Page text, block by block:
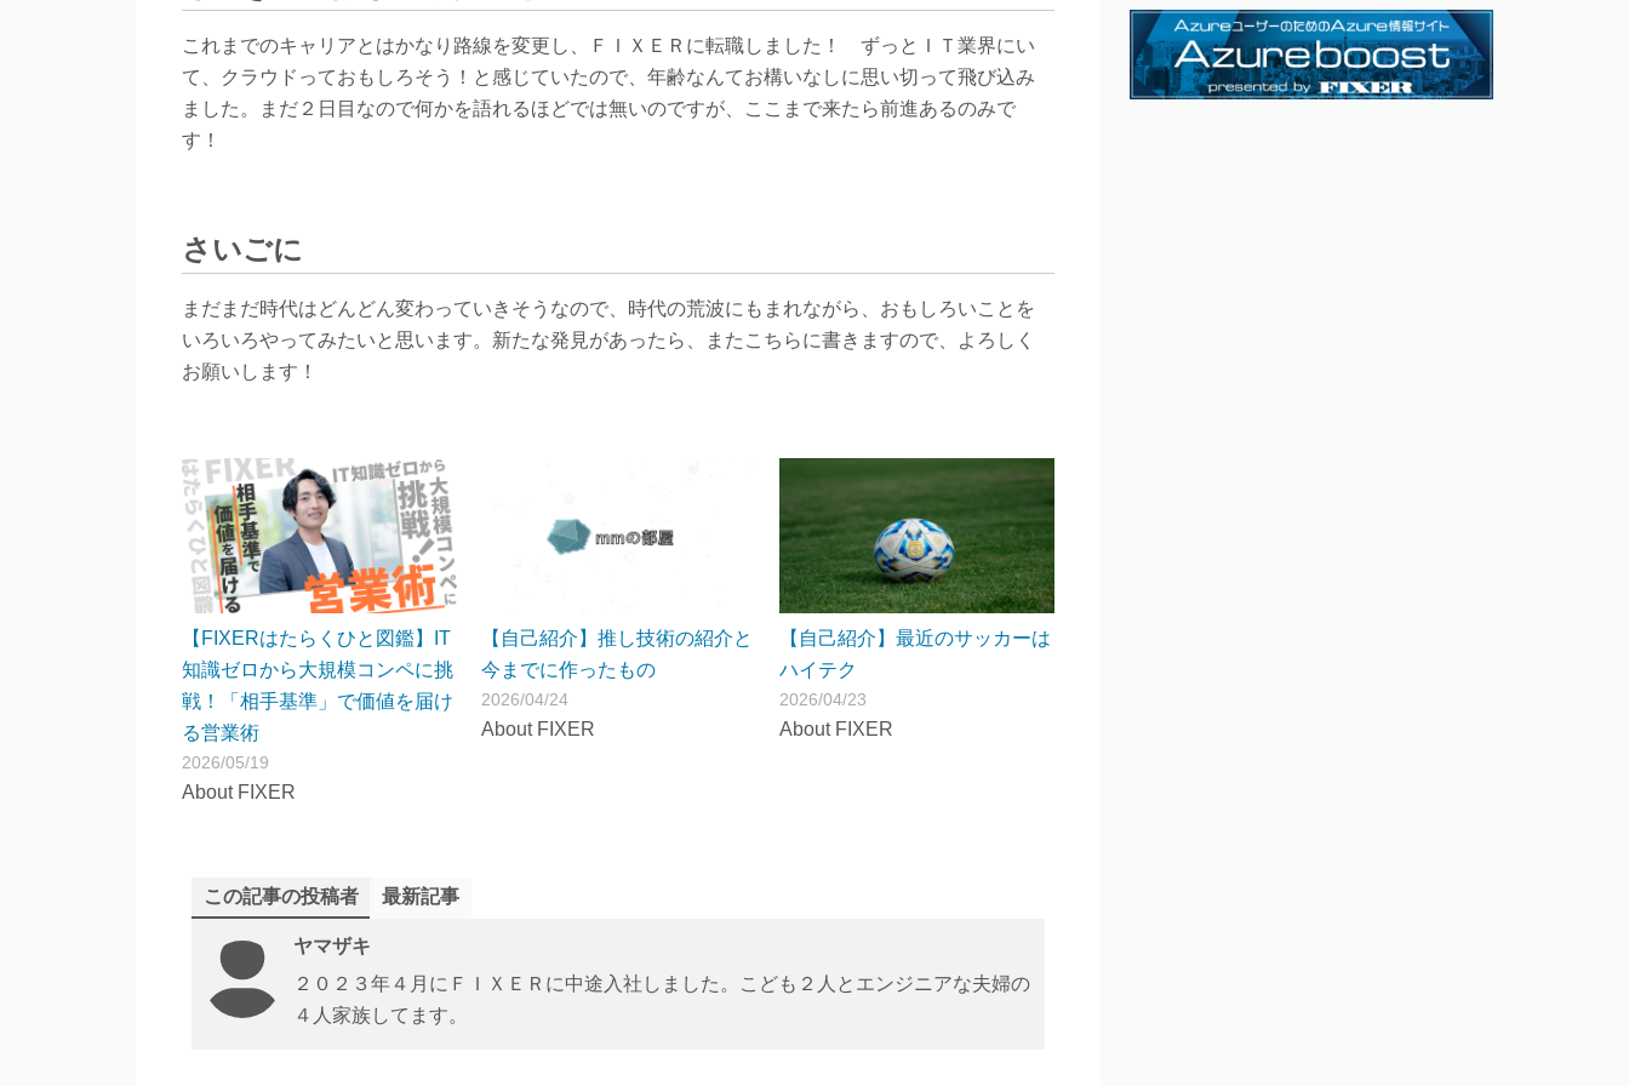
これまでのキャリアとはかなり路線を変更し、ＦＩＸＥＲに転職しました！ ずっとＩＴ業界にい
て、クラウドっておもしろそう！と感じていたので、年齢なんてお構いなしに思い切って飛び込み
ました。まだ２日目なので何かを語れるほどでは無いのですが、ここまで来たら前進あるのみで
す！
さいごに
まだまだ時代はどんどん変わっていきそうなので、時代の荒波にもまれながら、おもしろいことを
いろいろやってみたいと思います。新たな発見があったら、またこちらに書きますので、よろしく
お願いします！
【FIXERはたらくひと図鑑】IT
知識ゼロから大規模コンペに挑
戦！「相手基準」で価値を届け
る営業術
2026/05/19
About FIXER
【自己紹介】推し技術の紹介と
今までに作ったもの
2026/04/24
About FIXER
【自己紹介】最近のサッカーは
ハイテク
2026/04/23
About FIXER
この記事の投稿者 最新記事
ヤマザキ
２０２３年４月にＦＩＸＥＲに中途入社しました。こども２人とエンジニアな夫婦の
４人家族してます。